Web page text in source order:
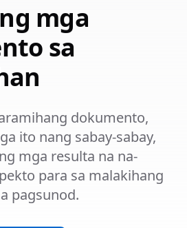
mga
sa
dokumento,
ito nang sabay-sabay,
mga resulta na na-
para sa malakihang
pagsunod.